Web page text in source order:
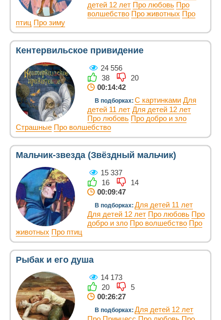
детей 12 лет Про любовь Про
волшебство Про животных Про
птиц Про зиму
Кентервильское привидение
24 556
38
20
00:14:42
В подборках: С картинками Для
детей 11 лет Для детей 12 лет
Про любовь Про добро и зло
Страшные Про волшебство
Мальчик-звезда (Звёздный мальчик)
15 337
16
14
00:09:47
В подборках: Для детей 11 лет
Для детей 12 лет Про любовь Про
добро и зло Про волшебство Про
животных Про птиц
Рыбак и его душа
14 173
20
5
00:26:27
В подборках: Для детей 12 лет